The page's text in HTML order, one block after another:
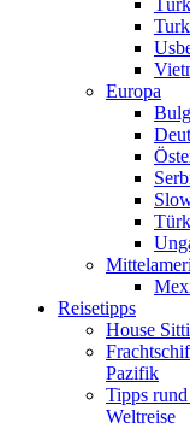
Europa
Reisetipps
House
Pazifik
Tipps
Weltreise